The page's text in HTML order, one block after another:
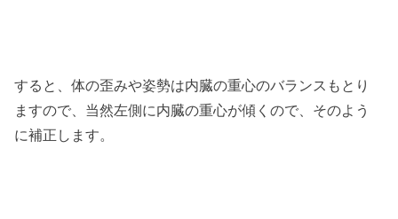
すると、体の歪みや姿勢は内臓の重心のバランスもとり
ますので、当然左側に内臓の重心が傾くので、そのよう
に補正します。